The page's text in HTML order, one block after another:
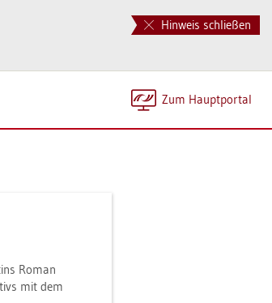
Hinweis schließen
Zum Haupt­por­tal
Roman
mit dem